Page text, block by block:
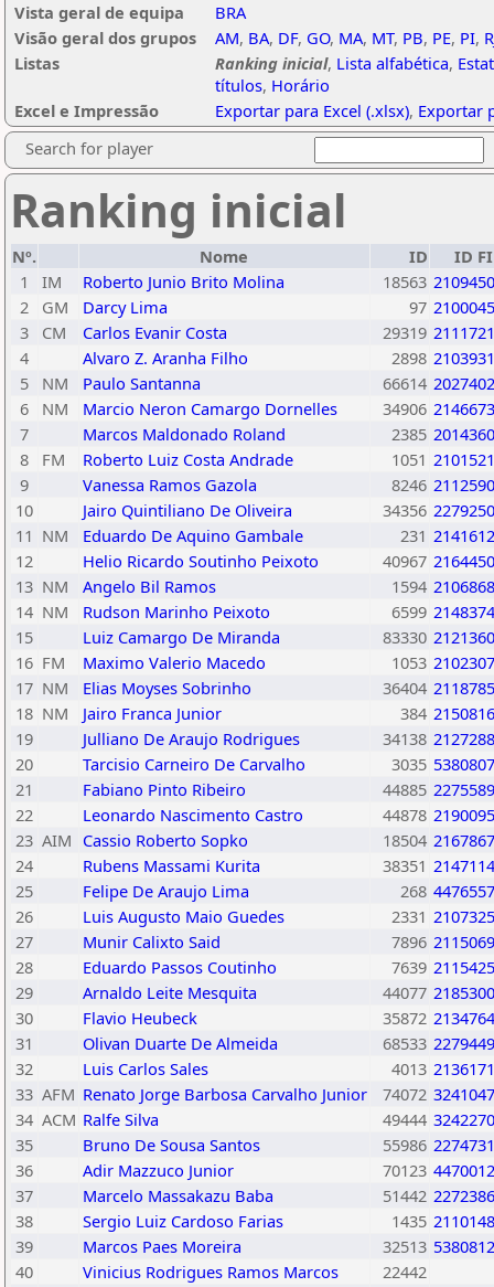
Vista geral de equipa
BRA
Visão geral dos grupos
AM, BA, DF, GO, MA, MT, PB, PE, PI,
Listas
Ranking inicial, Lista alfabética,
títulos, Horário
Excel e Impressão
Exportar para Excel (.xlsx), Exportar
Search for player
Ranking inicial
Nº. Nome ID
ID
1
IM Roberto Junio Brito Molina 18563 2109450
2
GM Darcy Lima 97 2100045
3
CM Carlos Evanir Costa 29319 2111721
4
Alvaro Z. Aranha Filho 2898 2103931
5
NM Paulo Santanna 66614 2027402
6
NM Marcio Neron Camargo Dornelles 34906 2146673
7
Marcos Maldonado Roland 2385 2014360
8
FM Roberto Luiz Costa Andrade 1051 2101521
9
Vanessa Ramos Gazola 8246 2112590
10
Jairo Quintiliano De Oliveira 34356
11 NM Eduardo De Aquino Gambale 231 2141612
12
Helio Ricardo Soutinho Peixoto 40967 2164450
13 NM Angelo Bil Ramos 1594 2106868
14 NM Rudson Marinho Peixoto 6599 2148374
15
Luiz Camargo De Miranda 83330 2121360
16 FM Maximo Valerio Macedo 1053 2102307
17 NM Elias Moyses Sobrinho 36404 2118785
18 NM Jairo Franca Junior 384 2150816
19
Julliano De Araujo Rodrigues 34138 2127288
20
Tarcisio Carneiro De Carvalho 3035
21
Fabiano Pinto Ribeiro 44885
22
Leonardo Nascimento Castro 44878 2190095
23 AIM Cassio Roberto Sopko 18504 2167867
24
Rubens Massami Kurita 38351 2147114
25
Felipe De Araujo Lima 268
26
Luis Augusto Maio Guedes 2331 2107325
27
Munir Calixto Said 7896 2115069
28
Eduardo Passos Coutinho 7639 2115425
29
Arnaldo Leite Mesquita 44077 2185300
30
Flavio Heubeck 35872 2134764
31
Olivan Duarte De Almeida 68533
32
Luis Carlos Sales 4013 2136171
33 AFM Renato Jorge Barbosa Carvalho Junior 74072
34 ACM Ralfe Silva 49444
35
Bruno De Sousa Santos 55986
36
Adir Mazzuco Junior 70123
37
Marcelo Massakazu Baba 51442
38
Sergio Luiz Cardoso Farias 1435 2110148
39
Marcos Paes Moreira 32513
40
Vinicius Rodrigues Ramos Marcos
22442